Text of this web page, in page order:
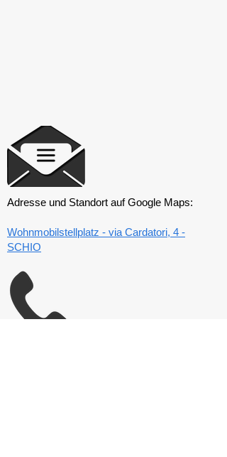
Adresse und Standort auf Google Maps:
Wohnmobilstellplatz - via Cardatori, 4 -
SCHIO